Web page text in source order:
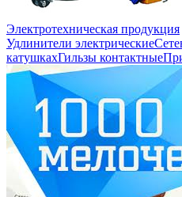
Электротехническая продукция
Удлинители электрические
катушкахГильзы контактные